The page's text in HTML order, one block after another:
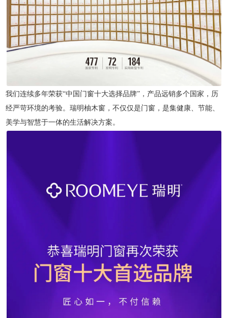
我们连续多年荣获“中国门窗十大选择品牌”，产品远销多个国家，历
经严苛环境的考验。瑞明柚木窗，不仅仅是门窗，是集健康、节能、
美学与智慧于一体的生活解决方案。